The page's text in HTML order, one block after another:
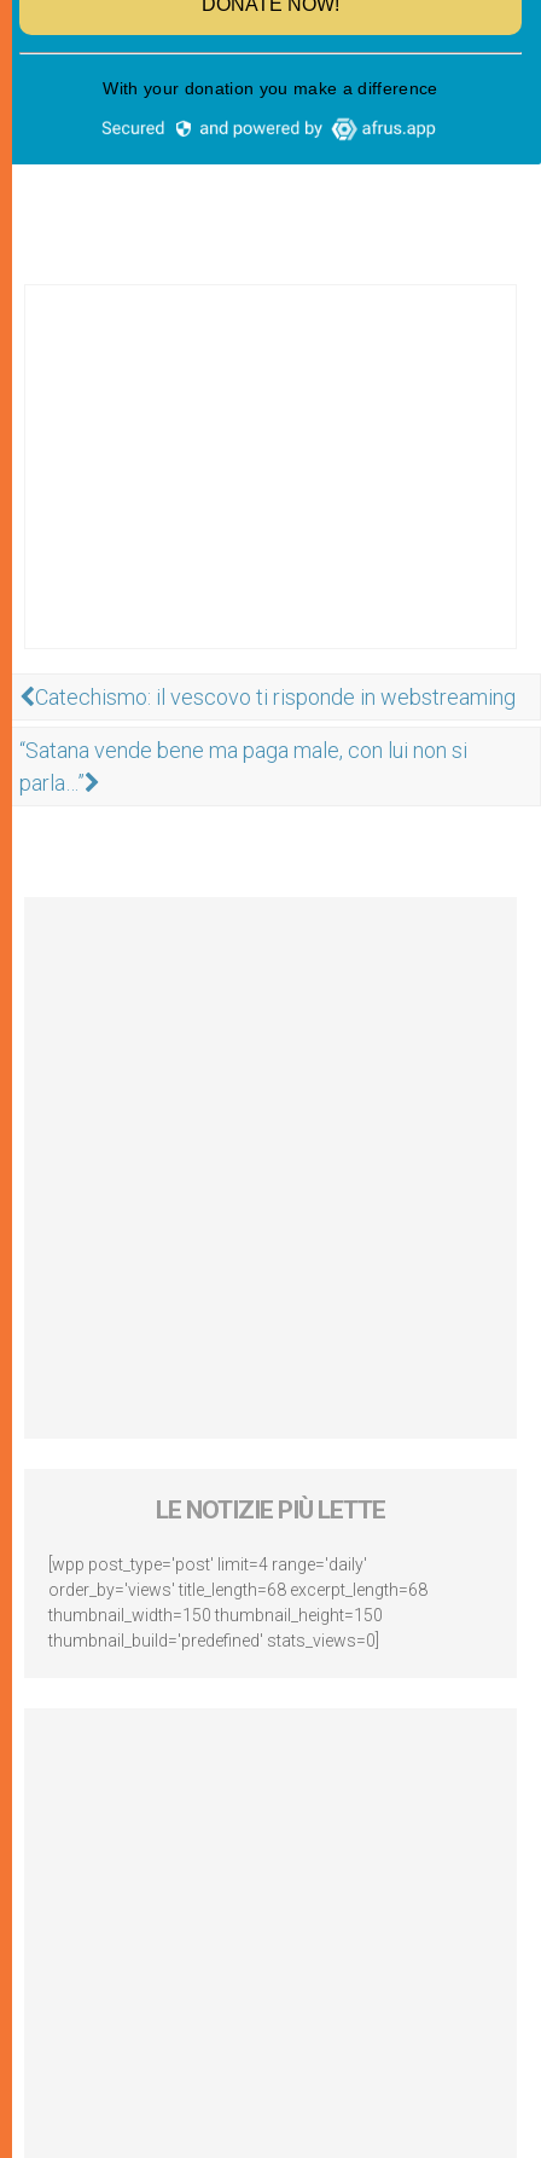
Catechismo: il vescovo ti risponde in webstreaming
“Satana vende bene ma paga male, con lui non si
parla…”
LE NOTIZIE PIÙ LETTE
[wpp post_type='post' limit=4 range='daily'
order_by='views' title_length=68 excerpt_length=68
thumbnail_width=150 thumbnail_height=150
thumbnail_build='predefined' stats_views=0]